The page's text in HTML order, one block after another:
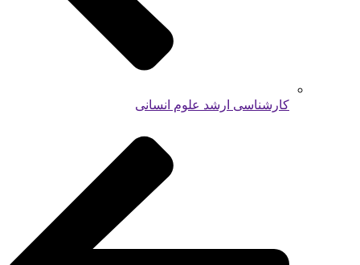
کارشناسی ارشد علوم انسانی